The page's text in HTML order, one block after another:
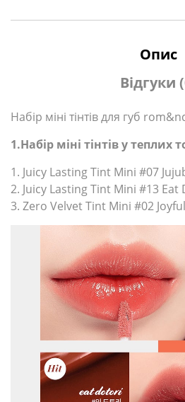
Опис
Відгуки
Набір міні тінтів для губ
1.Набір міні тінтів у теплих
1. Juicy Lasting Tint Mini #07
2. Juicy Lasting Tint Mini #13 Eat
3. Zero Velvet Tint Mini #02 Joyful